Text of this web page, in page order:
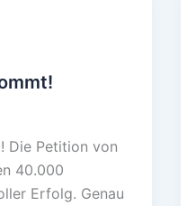
Die Petition von
40.000
Erfolg. Genau